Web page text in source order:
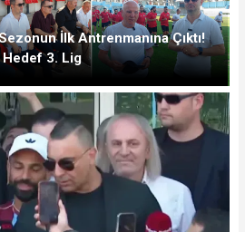
İlk Antrenmanına Çıktı!
Hedef 3. Lig